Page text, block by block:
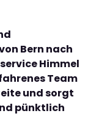
Bern nach
Himmel
Team
und sorgt
pünktlich